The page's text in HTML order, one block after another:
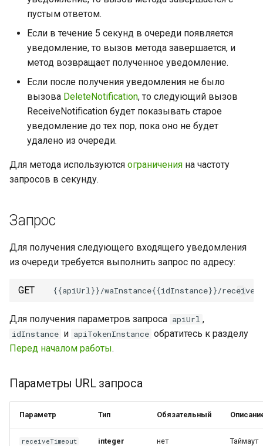
инстанса
Установить настройки
инстанса
инстанса
Перезапустить инстанс
Разлогинить инстанс
Установить аватар аккаунта
Получить информацию об
аккаунте
Отправить геолокацию
Отправить контакт
Отправить опрос
Переслать сообщения
Примеры кода
документом
Входящее сообщение с
Входящее сообщение с
геолокацией
реакция
стикером
Входящее
отредактированное
видео
Отправленное
Отправленное
аудио
опросом
реакция
Отправленное
со стикером
Удаление отправленного
сообщения
Очистить очередь
входящих уведомлений
группу
Удалить участника из
группы
администратора группы
Отозвать права
администратора группы
Установить аватар группы
Удалить сообщение
Архивировать чат
Редактировать сообщение
Отправить уведомление
набора текста
пустым ответом.
Если в течение 5 секунд в очереди появляется
уведомление, то вызов метода завершается, и
метод возвращает полученное уведомление.
Если после получения уведомления не было
вызова DeleteNotification, то следующий вызов
ReceiveNotification будет показывать старое
уведомление до тех пор, пока оно не будет
удалено из очереди.
Для метода используются ограничения на частоту
запросов в секунду.
Запрос
Для получения следующего входящего уведомления
из очереди требуется выполнить запрос по адресу:
GET
Для получения параметров запроса apiUrl ,
idInstance и apiTokenInstance обратитесь к разделу
Перед началом работы.
Параметры URL запроса
Параметр Тип Обязательный
receiveTimeout integer нет
Таймаут